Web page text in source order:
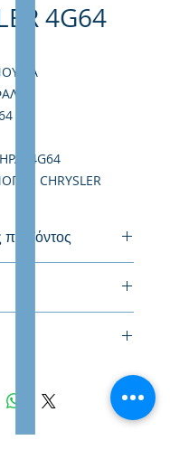
4G64
4G64
CHRYSLER
#Κεφαλάρι